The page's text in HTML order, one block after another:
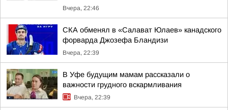
Вчера, 22:46
СКА обменял в «Салават Юлаев» канадского
форварда Джозефа Бландизи
Вчера, 22:39
В Уфе будущим мамам рассказали о
важности грудного вскармливания
Вчера, 22:39